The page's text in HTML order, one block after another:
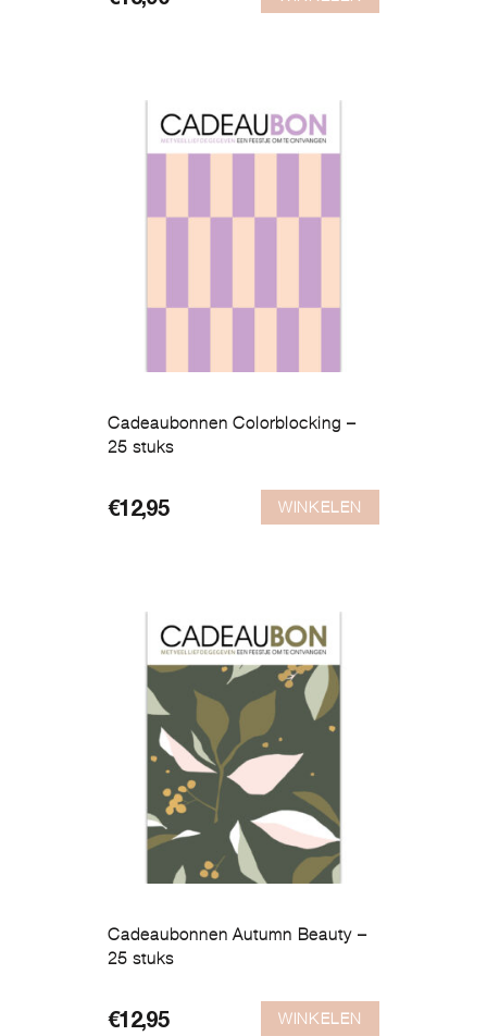
Cadeaubonnen Colorblocking –
25 stuks
€12,95 WINKELEN
Cadeaubonnen Autumn Beauty –
25 stuks
€12,95 WINKELEN